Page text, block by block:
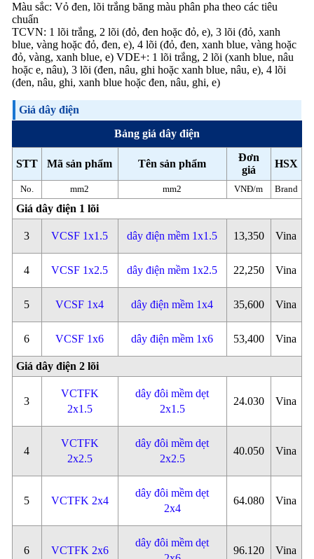
Màu sắc: Vỏ đen, lõi trắng băng màu phân pha theo các tiêu
chuẩn
TCVN: 1 lõi trắng, 2 lõi (đỏ, đen hoặc đỏ, e), 3 lõi (đỏ, xanh
blue, vàng hoặc đỏ, đen, e), 4 lõi (đỏ, đen, xanh blue, vàng hoặc
đỏ, vàng, xanh blue, e) VDE+: 1 lõi trắng, 2 lõi (xanh blue, nâu
hoặc e, nâu), 3 lõi (đen, nâu, ghi hoặc xanh blue, nâu, e), 4 lõi
(đen, nâu, ghi, xanh blue hoặc đen, nâu, ghi, e)
Giá dây điện
Bảng giá dây điện
STT Mã sản phẩm Tên sản phẩm
Đơn
giá
HSX
No. mm2 mm2 VNĐ/m Brand
Giá dây điện 1 lõi
3 VCSF 1x1.5 dây điện mềm 1x1.5 13,350 Vina
4 VCSF 1x2.5 dây điện mềm 1x2.5 22,250 Vina
5 VCSF 1x4 dây điện mềm 1x4 35,600 Vina
6 VCSF 1x6 dây điện mềm 1x6 53,400 Vina
Giá dây điện 2 lõi
3
VCTFK
2x1.5
dây đôi mềm dẹt
2x1.5
24.030 Vina
4
VCTFK
2x2.5
dây đôi mềm dẹt
2x2.5
40.050 Vina
5 VCTFK 2x4
dây đôi mềm dẹt
2x4
64.080 Vina
6 VCTFK 2x6
dây đôi mềm dẹt
96.120 Vina